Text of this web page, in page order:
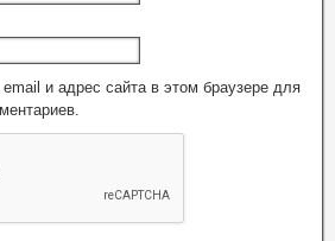
и адрес сайта в этом браузере для